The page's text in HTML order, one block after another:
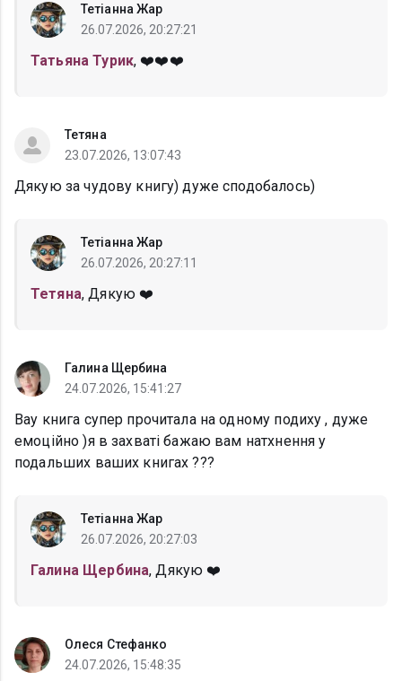
Тетіанна Жар
26.07.2026, 20:27:21
Татьяна Турик, ❤️❤️❤️
Тетяна
23.07.2026, 13:07:43
Дякую за чудову книгу) дуже сподобалось)
Тетіанна Жар
26.07.2026, 20:27:11
Тетяна, Дякую ❤️
Галина Щербина
24.07.2026, 15:41:27
Вау книга супер прочитала на одному подиху , дуже
емоційно )я в захваті бажаю вам натхнення у
подальших ваших книгах ???
Тетіанна Жар
26.07.2026, 20:27:03
Галина Щербина, Дякую ❤️
Олеся Стефанко
24.07.2026, 15:48:35